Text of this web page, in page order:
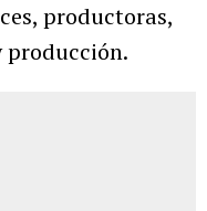
productoras,
producción.